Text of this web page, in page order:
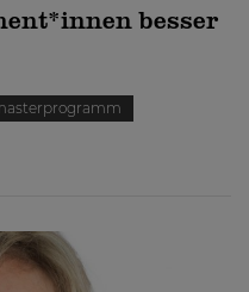
besser